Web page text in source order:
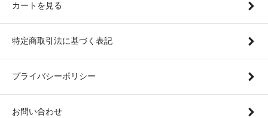
カートを見る
特定商取引法に基づく表記
プライバシーポリシー
お問い合わせ